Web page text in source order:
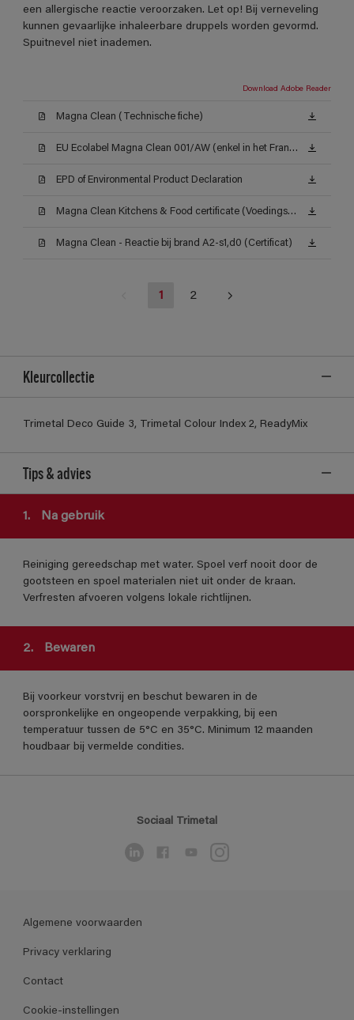
een allergische reactie veroorzaken. Let op! Bij verneveling
kunnen gevaarlijke inhaleerbare druppels worden gevormd.
Spuitnevel niet inademen.
Download Adobe Reader
Magna Clean (Technische fiche)
EU Ecolabel Magna Clean 001/AW (enkel in het Frans beschikbaar)
EPD of Environmental Product Declaration
Magna Clean Kitchens & Food certificate (Voedingsattest ISEGA)
Magna Clean - Reactie bij brand A2-s1,d0 (Certificat)
1 2
Kleurcollectie
Trimetal Deco Guide 3, Trimetal Colour Index 2, ReadyMix
Tips & advies
1. Na gebruik
Reiniging gereedschap met water. Spoel verf nooit door de
gootsteen en spoel materialen niet uit onder de kraan.
Verfresten afvoeren volgens lokale richtlijnen.
2. Bewaren
Bij voorkeur vorstvrij en beschut bewaren in de
oorspronkelijke en ongeopende verpakking, bij een
temperatuur tussen de 5°C en 35°C. Minimum 12 maanden
houdbaar bij vermelde condities.
Sociaal Trimetal
Algemene voorwaarden
Privacy verklaring
Contact
Cookie-instellingen